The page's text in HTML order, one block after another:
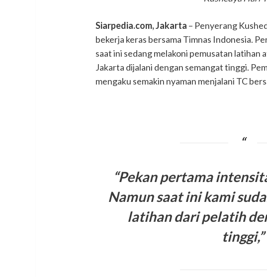
Siarpedia.com, Jakarta – Penyerang
bekerja keras bersama Timnas Indonesia.
saat ini sedang melakoni pemusatan latihan
Jakarta dijalani dengan semangat tinggi.
mengaku semakin nyaman menjalani TC
“Pekan pertama
Namun saat ini kami
latihan dari pelatih
tinggi,”